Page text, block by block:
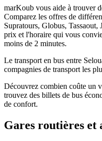
marKoub vous aide à trouver
Comparez les offres de
Supratours, Globus,
prix et l'horaire qui vous
moins de 2 minutes.
Le transport en bus entre
compagnies de transport les
Découvrez combien coûte un
trouvez des billets de bus
de confort.
Gares routières et